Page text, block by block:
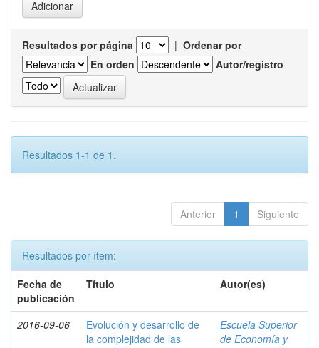
Resultados por página | Ordenar por
En orden
Autor/registro
Resultados 1-1 de 1.
Anterior 1 Siguiente
Resultados por ítem:
Fecha de
publicación
Título Autor(es)
2016-09-06
Evolución y desarrollo de
la complejidad de las
Escuela Superior
de Economía y